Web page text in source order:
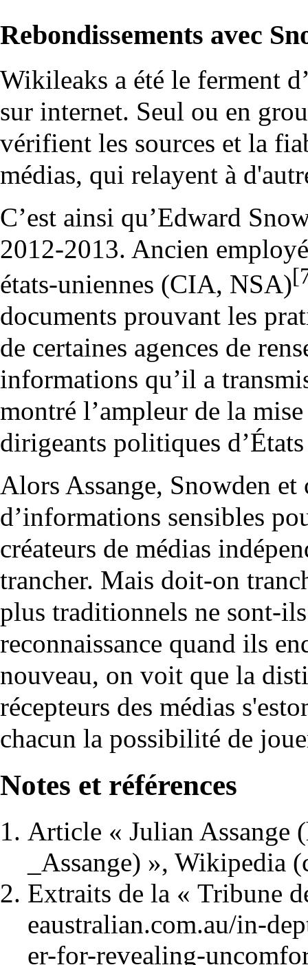
Rebondissements avec
Wikileaks a été le ferment
sur internet. Seul ou en
vérifient les sources et la
médias, qui relayent à
C’est ainsi qu’Edward
2012-2013. Ancien
états-uniennes (CIA, NSA)
documents prouvant les
de certaines agences de
informations qu’il a
montré l’ampleur de la
dirigeants politiques
Alors Assange, Snowden
d’informations sensibles
créateurs de médias
trancher. Mais doit-on
plus traditionnels ne sont-
reconnaissance quand ils
nouveau, on voit que la
récepteurs des médias
chacun la possibilité de
Notes et références
Article « Julian Assange
», Wikipedia
Extraits de la « Tribune